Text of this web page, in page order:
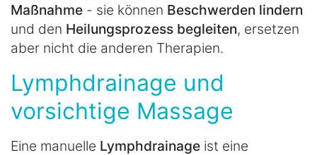
Maßnahme - sie können Beschwerden lindern
und den Heilungsprozess begleiten, ersetzen
aber nicht die anderen Therapien.
Lymphdrainage und
vorsichtige Massage
Eine manuelle Lymphdrainage ist eine